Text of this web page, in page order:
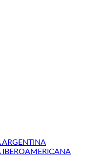
ARGENTINA
IBEROAMERICANA